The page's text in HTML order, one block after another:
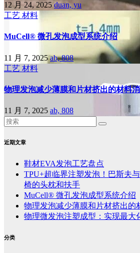
12 月 24, 2025 duan, yu
工艺 材料
MuCell® 微孔发泡成型系统介绍
11 月 7, 2025ab, 808
工艺 材料
物理发泡减少薄膜和片材挤出的材料
11 月 7, 2025 ab, 808
近期文章
鞋材EVA发泡工艺盘点
TPU+超临界注塑发泡！巴斯夫
椅的头枕和扶手
MuCell® 微孔发泡成型系统介绍
物理发泡减少薄膜和片材挤出的
物理微发泡注塑成型：实现最大
分类